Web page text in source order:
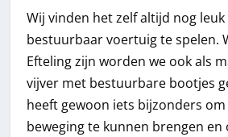
Wij vinden het zelf altijd nog
bestuurbaar voertuig te spelen.
Efteling zijn worden we ook als
vijver met bestuurbare bootjes
heeft gewoon iets bijzonders
beweging te kunnen brengen